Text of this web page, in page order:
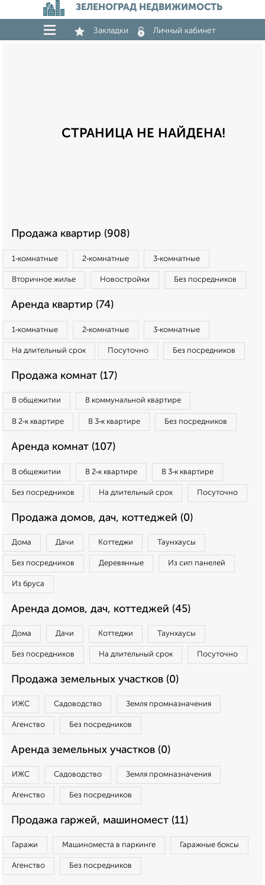
ЗЕЛЕНОГРАД НЕДВИЖИМОСТЬ
Закладки Личный кабинет
СТРАНИЦА НЕ НАЙДЕНА!
Продажа квартир (908)
1‑комнатные 2‑комнатные 3‑комнатные
Вторичное жилье Новостройки Без посредников
Аренда квартир (74)
1‑комнатные 2‑комнатные 3‑комнатные
На длительный срок Посуточно Без посредников
Продажа комнат (17)
В общежитии В коммунальной квартире
В 2‑к квартире В 3‑к квартире Без посредников
Аренда комнат (107)
В общежитии В 2‑к квартире В 3‑к квартире
Без посредников На длительный срок Посуточно
Продажа домов, дач, коттеджей (0)
Дома Дачи Коттеджи Таунхаусы
Без посредников Деревянные Из сип панелей
Из бруса
Аренда домов, дач, коттеджей (45)
Дома Дачи Коттеджи Таунхаусы
Без посредников На длительный срок Посуточно
Продажа земельных участков (0)
ИЖС Садоводство Земля промназначения
Агенство Без посредников
Аренда земельных участков (0)
ИЖС Садоводство Земля промназначения
Агенство Без посредников
Продажа гаржей, машиномест (11)
Гаражи Машиноместа в паркинге Гаражные боксы
Агенство Без посредников